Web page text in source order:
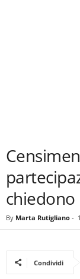
By Marta Rutigliano -
Condividi